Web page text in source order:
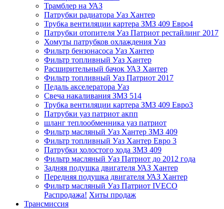
Трамблер на УАЗ
Патрубки радиатора Уаз Хантер
Трубка вентиляции картера ЗМЗ 409 Евро4
Патрубки отопителя Уаз Патриот рестайлинг 2017
Хомуты патрубков охлаждения Уаз
Фильтр бензонасоса Уаз Хантер
Фильтр топливный Уаз Хантер
Расширительный бачок УАЗ Хантер
Фильтр топливный Уаз Патриот 2017
Педаль акселератора Уаз
Свеча накаливания ЗМЗ 514
Трубка вентиляции картера ЗМЗ 409 Евро3
Патрубки уаз патриот акпп
шланг теплообменника уаз патриот
Фильтр масляный Уаз Хантер ЗМЗ 409
Фильтр топливный Уаз Хантер Евро 3
Патрубки холостого хода ЗМЗ 409
Фильтр масляный Уаз Патриот до 2012 года
Задняя подушка двигателя УАЗ Хантер
Передняя подушка двигателя УАЗ Хантер
Фильтр масляный Уаз Патриот IVECO
Распродажа! Хиты продаж
Трансмиссия